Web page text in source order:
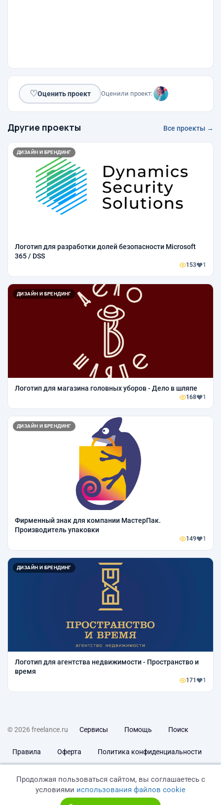
♡Оценить проект Оценили проект:
Другие проекты Все проекты →
ДИЗАЙН И БРЕНДИНГ
Логотип для разработки долей безопасности Microsoft
365 / DSS
153 1
ДИЗАЙН И БРЕНДИНГ
Логотип для магазина головных уборов - Дело в шляпе
168 1
ДИЗАЙН И БРЕНДИНГ
Фирменный знак для компании МастерПак.
Производитель упаковки
149 1
ДИЗАЙН И БРЕНДИНГ
Логотип для агентства недвижимости - Пространство и
время
171 1
© 2026 freelance.ru Сервисы Помощь Поиск
Правила Оферта Политика конфиденциальности
Продолжая пользоваться сайтом, вы соглашаетесь с
условиями использования файлов cookie